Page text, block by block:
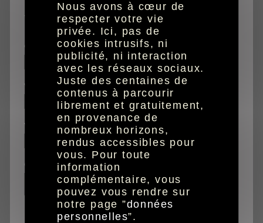
* champs obligatoires
email de votre ami
votre prénom
votre email
commentaires
Nous avons à cœur de
respecter votre vie
privée. Ici, pas de
cookies intrusifs, ni
publicité, ni interaction
avec les réseaux sociaux.
Juste des centaines de
contenus à parcourir
librement et gratuitement,
en provenance de
nombreux horizons,
rendus accessibles pour
vous. Pour toute
information
complémentaire, vous
pouvez vous rendre sur
notre page ”données
personnelles”.